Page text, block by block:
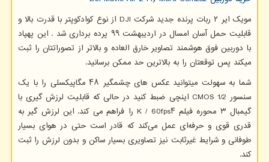
مویک ایر ۲ ربات پرنده جدید شرکت
DJI از نوع کوادکوپتر با قدرت بالا و
قابلیت حمل آسان امسال در اردیبهشت ۹۹ پرده برداری شد . این پهپاد
با دوربین فوق هوشمند تصاویر خارق العاده و بالاتر از تصوراتتان را ثبت
میکند پس توقعتان را به بالاترین حد ممکن برسانید.
شما به سهولت میتوانید عکس های چشمگیر ۴۸ مگاپیکسلی را با یک
سنسور CMOS 1/2 اینچی ضبط کنید در حالی که قابلیت لرزش گیری با
گیمبال ۳ محوره فیلم ۴
K / 60fps را فراهم می کند. ‌این لرزش گیر به
قدری قوی و حرفه‌ای عمل می‌کند که قادر است حتی در هوای بسیار
طوفانی و شرایط غیرثابت نیز تصاویری بسیار ساکن و بدون لرزش را ثبت
کند.